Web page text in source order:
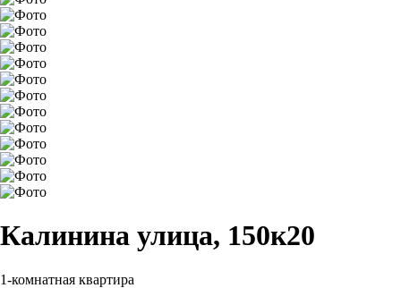
Калинина улица, 150к20
1-комнатная квартира